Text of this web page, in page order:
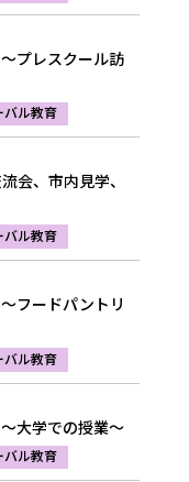
プレスクール訪
バル教育
会、市内見学、
バル教育
ードパントリ
バル教育
大学での授業～
バル教育